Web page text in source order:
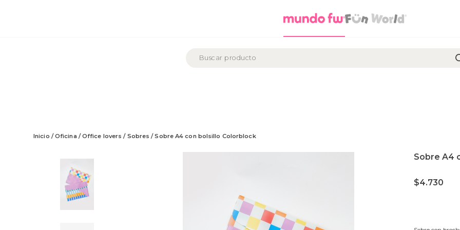
Inicio /Oficina /Office lovers / Sobres / Sobre A4 con bolsillo Colorblock
Sobre A4
$4.730